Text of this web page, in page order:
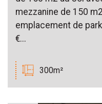
mezzanine de 150
emplacement de
€...
300m²